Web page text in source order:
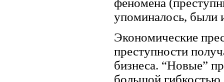
упоминалось, были
Экономические
преступности
бизнеса. “Новые”
большой